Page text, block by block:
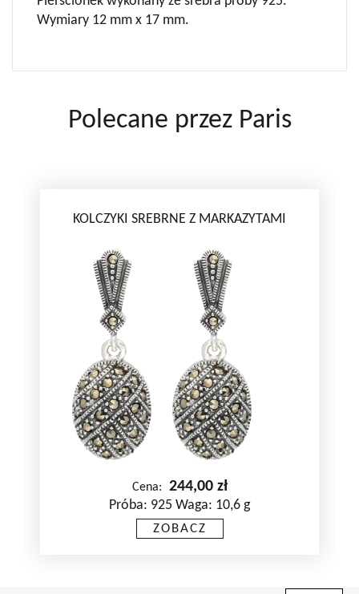
Wymiary 12 mm x 17 mm.
Polecane przez Paris
KOLCZYKI SREBRNE Z MARKAZYTAMI
Cena: 244,00 zł
Próba: 925 Waga: 10,6 g
ZOBACZ